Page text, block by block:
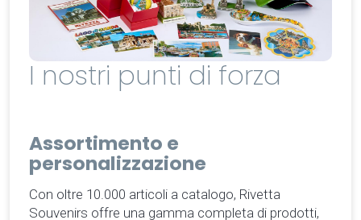
I nostri punti di forza
Assortimento e
personalizzazione
Con oltre 10.000 articoli a catalogo, Rivetta
Souvenirs offre una gamma completa di prodotti,